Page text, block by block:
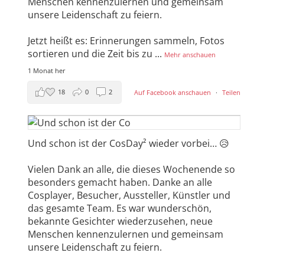
unsere Leidenschaft zu feiern.
Jetzt heißt es: Erinnerungen sammeln, Fotos
sortieren und die Zeit bis zu ... Mehr anschauen
1 Monat her
Auf Facebook anschauen · Teilen
18 0 2
Und schon ist der CosDay² wieder vorbei… 😥
Vielen Dank an alle, die dieses Wochenende so
besonders gemacht haben. Danke an alle
Cosplayer, Besucher, Aussteller, Künstler und
das gesamte Team. Es war wunderschön,
bekannte Gesichter wiederzusehen, neue
Menschen kennenzulernen und gemeinsam
unsere Leidenschaft zu feiern.